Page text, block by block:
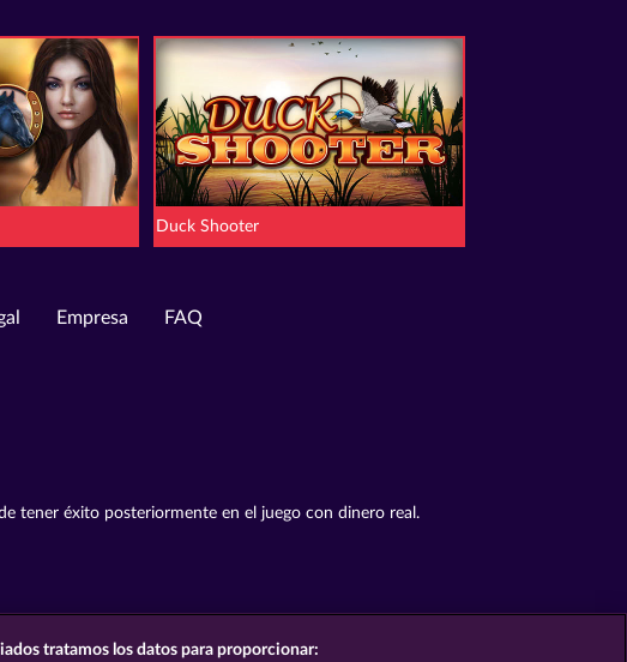
Duck Shooter
Empresa FAQ
tener éxito posteriormente en el juego con dinero real.
tratamos los datos para proporcionar: